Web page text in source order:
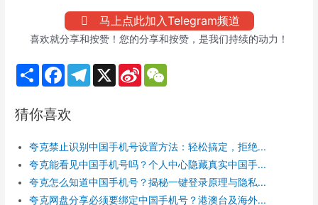
马上点此加入Telegram频道
喜欢就分享和按赞！您的分享和按赞，是我们持续的动力！
S
h
e
F
b
k
T
m
X
S
b
o
猜你喜欢
夸克禁止识别中国手机号设置方法：轻松搞定，拒绝...
夸克能看见中国手机号吗？个人中心隐藏真实中国手...
夸克怎么知道中国手机号？揭秘一键登录原理与隐私...
夸克网盘分享必须要绑定中国手机号？港澳台及海外...